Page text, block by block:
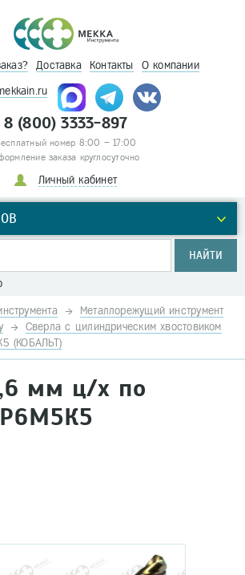
Доставка Контакты О компании
8 (800) 3333-897
номер 8:00 – 17:00
заказа круглосуточно
Личный кабинет
НАЙТИ
Металлорежущий инструмент
Сверла с цилиндрическим хвостовиком
(КОБАЛЬТ)
мм ц/х по